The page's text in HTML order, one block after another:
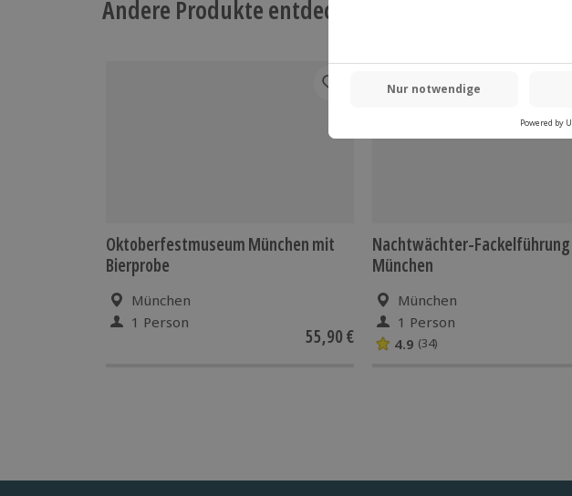
Andere Produkte entdecken
Oktoberfestmuseum München mit
Bierprobe
München
1 Person
55,90 €
Nachtwächter-Fackelführung
München
München
1 Person
4.9 (34)